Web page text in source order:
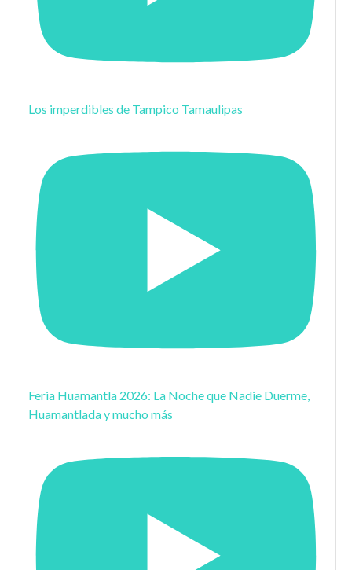
Los imperdibles de Tampico Tamaulipas
Feria Huamantla 2026: La Noche que Nadie Duerme,
Huamantlada y mucho más